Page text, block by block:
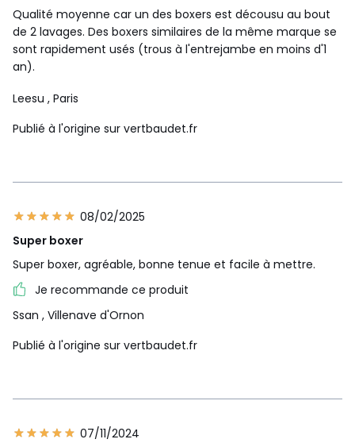
Qualité moyenne car un des boxers est décousu au bout
de 2 lavages. Des boxers similaires de la même marque se
sont rapidement usés (trous à l'entrejambe en moins d'1
an).
Leesu , Paris
Publié à l'origine sur vertbaudet.fr
08/02/2025
Super boxer
Super boxer, agréable, bonne tenue et facile à mettre.
Je recommande ce produit
Ssan , Villenave d'Ornon
Publié à l'origine sur vertbaudet.fr
07/11/2024